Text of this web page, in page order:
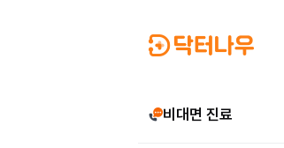
비대면 진료